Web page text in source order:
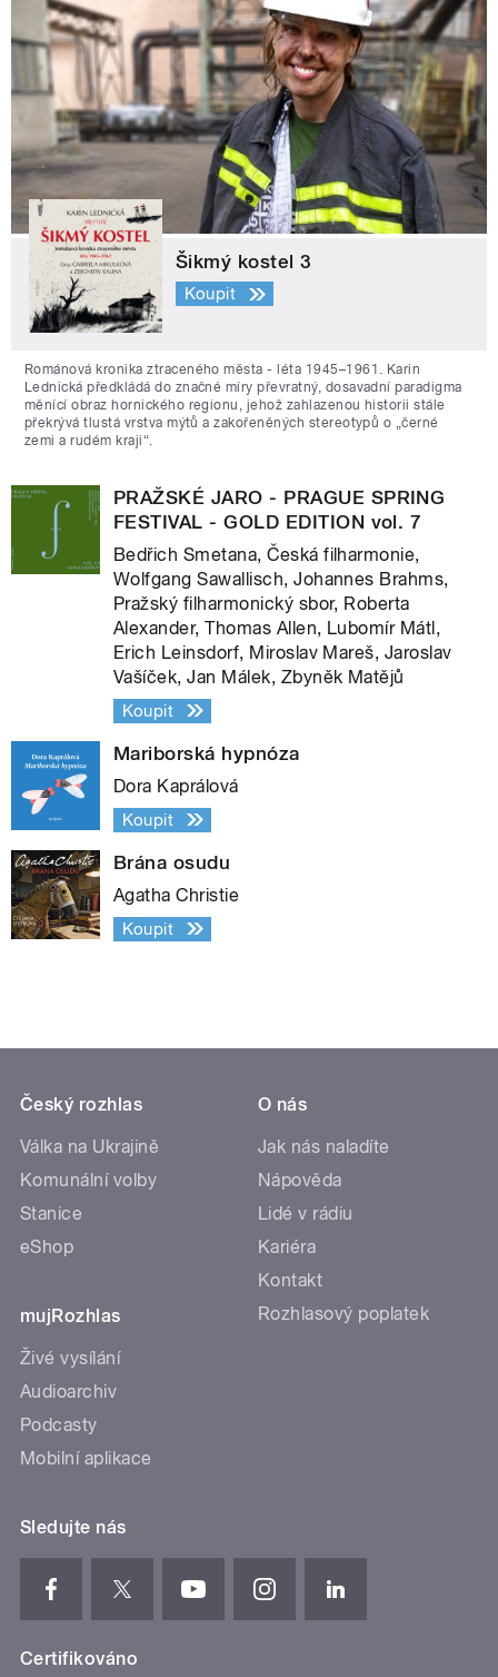
Šikmý kostel 3
Koupit
Románová kronika ztraceného města - léta 1945–1961. Karin
Lednická předkládá do značné míry převratný, dosavadní paradigma
měnící obraz hornického regionu, jehož zahlazenou historii stále
překrývá tlustá vrstva mýtů a zakořeněných stereotypů o „černé
zemi a rudém kraji“.
PRAŽSKÉ JARO - PRAGUE SPRING
FESTIVAL - GOLD EDITION vol. 7
Bedřich Smetana, Česká filharmonie,
Wolfgang Sawallisch, Johannes Brahms,
Pražský filharmonický sbor, Roberta
Alexander, Thomas Allen, Lubomír Mátl,
Erich Leinsdorf, Miroslav Mareš, Jaroslav
Vašíček, Jan Málek, Zbyněk Matějů
Koupit
Mariborská hypnóza
Dora Kaprálová
Koupit
Brána osudu
Agatha Christie
Koupit
Český rozhlas
Válka na Ukrajině
Komunální volby
Stanice
eShop
mujRozhlas
Živé vysílání
Audioarchiv
Podcasty
Mobilní aplikace
O nás
Jak nás naladíte
Nápověda
Lidé v rádiu
Kariéra
Kontakt
Rozhlasový poplatek
Sledujte nás
Certifikováno